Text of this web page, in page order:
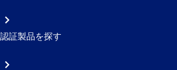
認証製品を探す